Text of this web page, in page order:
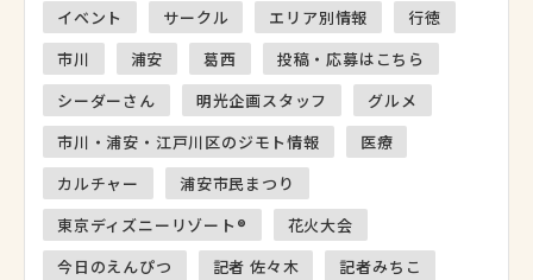
イベント
サークル エリア別情報
行徳
市川
浦安 葛西
投稿・応募はこちら
シーダーさん
明光企画スタッフ
グルメ
市川・浦安・江戸川区のジモト情報
医療
カルチャー
浦安市民まつり
東京ディズニーリゾート®
花火大会
今日のえんぴつ
記者 佐々木
記者みちこ